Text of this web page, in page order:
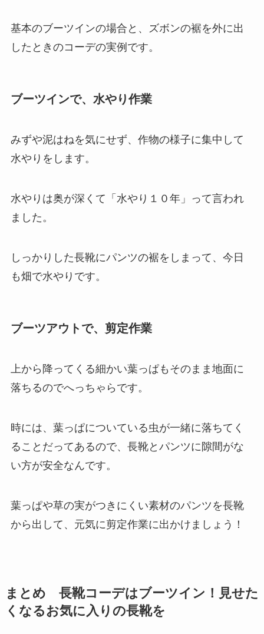
基本のブーツインの場合と、ズボンの裾を外に出
したときのコーデの実例です。
ブーツインで、水やり作業
みずや泥はねを気にせず、作物の様子に集中して
水やりをします。
水やりは奥が深くて「水やり１０年」って言われ
ました。
しっかりした長靴にパンツの裾をしまって、今日
も畑で水やりです。
ブーツアウトで、剪定作業
上から降ってくる細かい葉っぱもそのまま地面に
落ちるのでへっちゃらです。
時には、葉っぱについている虫が一緒に落ちてく
ることだってあるので、長靴とパンツに隙間がな
い方が安全なんです。
葉っぱや草の実がつきにくい素材のパンツを長靴
から出して、元気に剪定作業に出かけましょう！
まとめ 長靴コーデはブーツイン！見せた
くなるお気に入りの長靴を